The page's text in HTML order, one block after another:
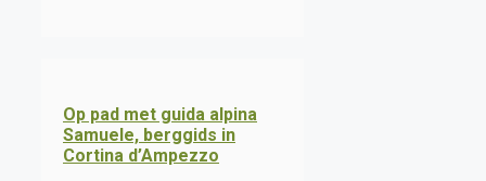
Op pad met guida alpina
Samuele, berggids in
Cortina d’Ampezzo